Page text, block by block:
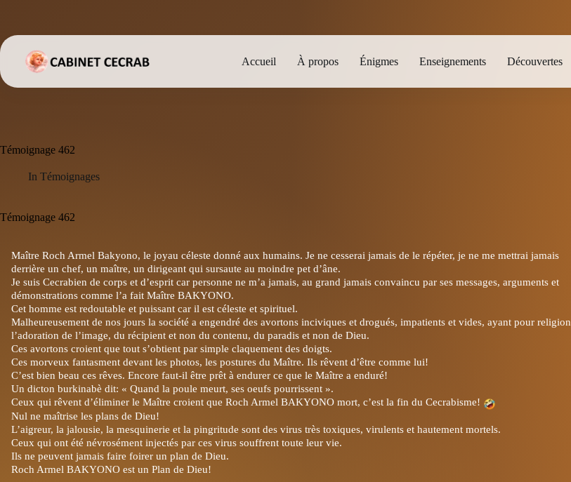
Accueil À propos Énigmes Enseignements Découvertes
Témoignage 462
In Témoignages
Témoignage 462
Maître Roch Armel Bakyono, le joyau céleste donné aux humains. Je ne cesserai jamais de le répéter, je ne me mettrai jamais
derrière un chef, un maître, un dirigeant qui sursaute au moindre pet d’âne.
Je suis Cecrabien de corps et d’esprit car personne ne m’a jamais, au grand jamais convaincu par ses messages, arguments et
démonstrations comme l’a fait Maître BAKYONO.
Cet homme est redoutable et puissant car il est céleste et spirituel.
Malheureusement de nos jours la société a engendré des avortons inciviques et drogués, impatients et vides, ayant pour religion
l’adoration de l’image, du récipient et non du contenu, du paradis et non de Dieu.
Ces avortons croient que tout s’obtient par simple claquement des doigts.
Ces morveux fantasment devant les photos, les postures du Maître. Ils rêvent d’être comme lui!
C’est bien beau ces rêves. Encore faut-il être prêt à endurer ce que le Maître a enduré!
Un dicton burkinabè dit: « Quand la poule meurt, ses oeufs pourrissent ».
Ceux qui rêvent d’éliminer le Maître croient que Roch Armel BAKYONO mort, c’est la fin du Cecrabisme!
Nul ne maîtrise les plans de Dieu!
L’aigreur, la jalousie, la mesquinerie et la pingritude sont des virus très toxiques, virulents et hautement mortels.
Ceux qui ont été névrosément injectés par ces virus souffrent toute leur vie.
Ils ne peuvent jamais faire foirer un plan de Dieu.
Roch Armel BAKYONO est un Plan de Dieu!